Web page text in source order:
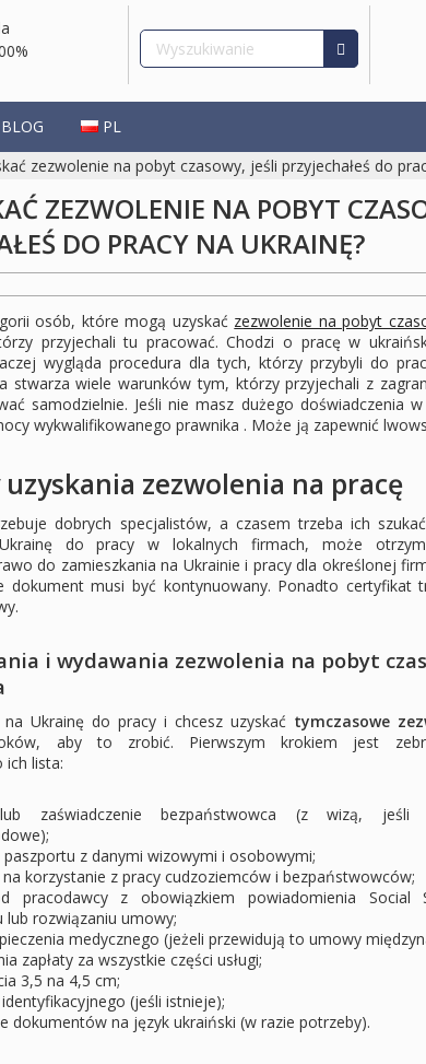
BLOG PL
zezwolenie na pobyt czasowy, jeśli przyjechałeś do
ZEZWOLENIE NA POBYT
DO PRACY NA UKRAINĘ?
osób, które mogą uzyskać zezwolenie na pobyt
przyjechali tu pracować. Chodzi o pracę w
wygląda procedura dla tych, którzy przybyli do
stwarza wiele warunków tym, którzy przyjechali z
samodzielnie. Jeśli nie masz dużego doświadczenia
wykwalifikowanego prawnika . Może ją zapewnić
zezwolenia na pracę
dobrych specjalistów, a czasem trzeba ich
do pracy w lokalnych firmach, może
do zamieszkania na Ukrainie i pracy dla określonej
dokument musi być kontynuowany. Ponadto certyfikat
i wydawania zezwolenia na pobyt
na Ukrainę do pracy i chcesz uzyskać tymczasowe
aby to zrobić. Pierwszym krokiem jest
lista:
zaświadczenie bezpaństwowca (z wizą,
z danymi wizowymi i osobowymi;
korzystanie z pracy cudzoziemców i bezpaństwowców;
pracodawcy z obowiązkiem powiadomienia Social
lub rozwiązaniu umowy;
medycznego (jeżeli przewidują to umowy
zapłaty za wszystkie części usługi;
3,5 na 4,5 cm;
(jeśli istnieje);
dokumentów na język ukraiński (w razie potrzeby).